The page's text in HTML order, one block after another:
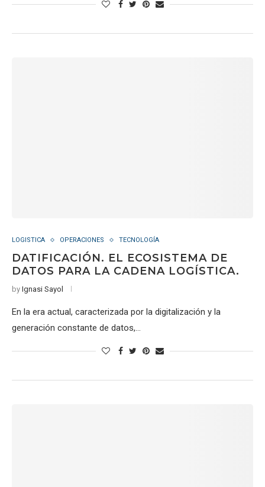
LOGISTICA OPERACIONES TECNOLOGÍA
DATIFICACIÓN. EL ECOSISTEMA DE
DATOS PARA LA CADENA LOGÍSTICA.
by Ignasi Sayol
En la era actual, caracterizada por la digitalización y la
generación constante de datos,…